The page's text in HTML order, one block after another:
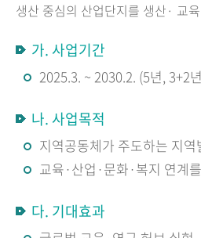
생산 중심의 산업단지를 생산· 교
가. 사업기간
2025.3. ~ 2030.2. (5년, 3+2
나. 사업목적
지역공동체가 주도하는 지
교육·산업·문화·복지 연계
다. 기대효과